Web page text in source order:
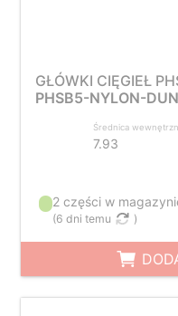
GŁÓWKI CIĘGIEŁ
PHSB5-NYLON-
Średnica
7.93
2 części w
(6 dni temu )